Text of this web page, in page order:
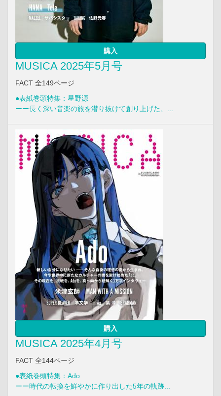
購入
MUSICA 2025年5月号
FACT 全149ページ
●表紙巻頭特集：星野源
ーー長く深い音楽の旅を潜り抜けて創り上げた、...
購入
MUSICA 2025年4月号
FACT 全144ページ
●表紙巻頭特集：Ado
ーー時代の転換を鮮やかに作り出した5年の軌跡...